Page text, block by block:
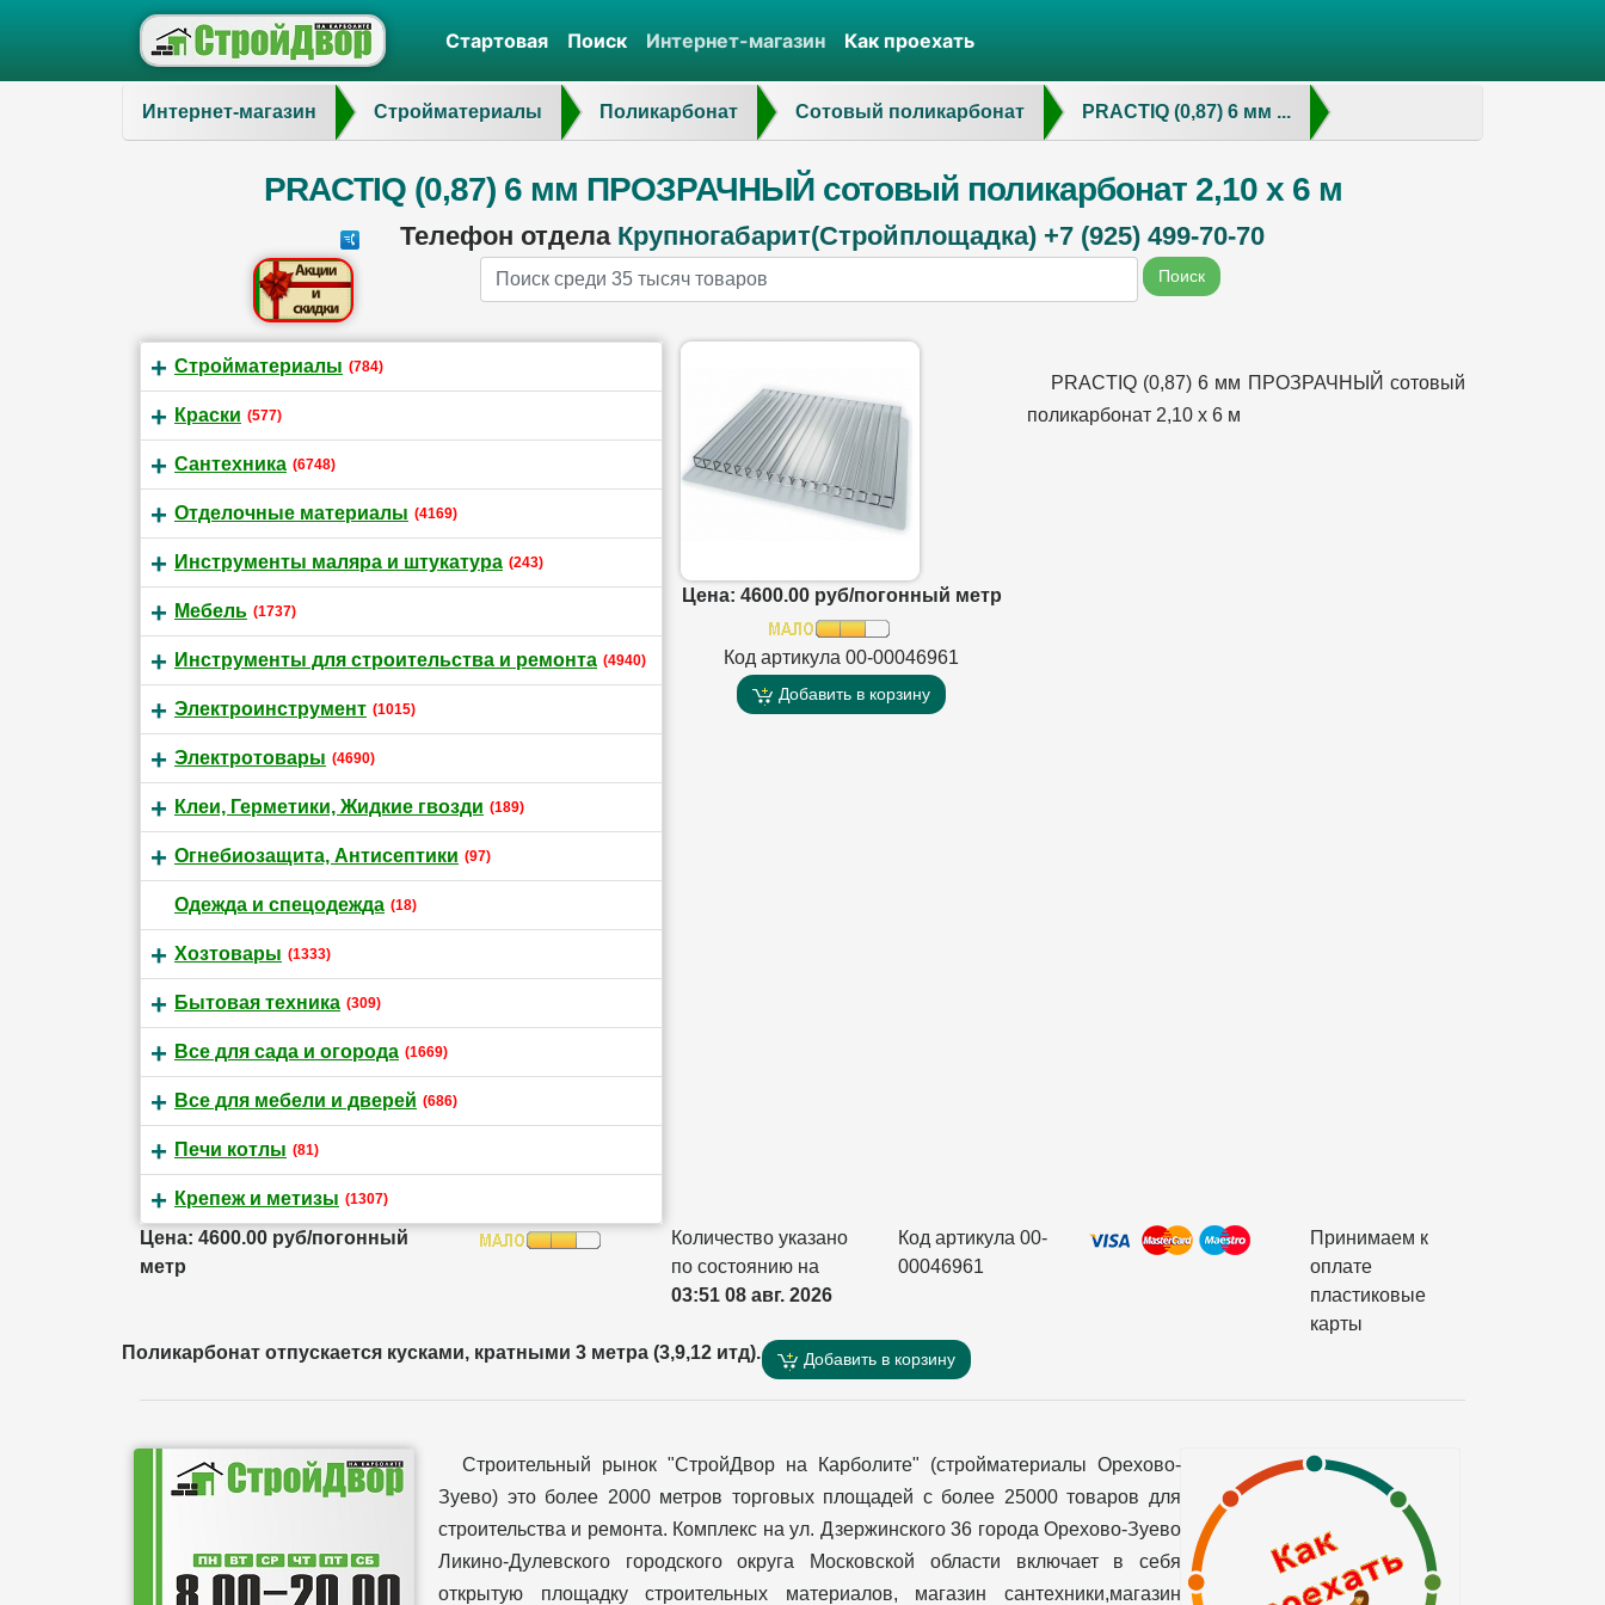
Стартовая Поиск Интернет-магазин Как проехать
Интернет-магазин Стройматериалы Поликарбонат Сотовый поликарбонат PRACTIQ (0,87) 6 мм ...
PRACTIQ (0,87) 6 мм ПРОЗРАЧНЫЙ сотовый поликарбонат 2,10 х 6 м
Телефон отдела Крупногабарит(Стройплощадка) +7 (925) 499-70-70
Name Поиск
Стройматериалы (784)
Краски (577)
Сантехника (6748)
Отделочные материалы (4169)
Инструменты маляра и штукатура (243)
Мебель (1737)
Инструменты для строительства и ремонта (4940)
Электроинструмент (1015)
Электротовары (4690)
Клеи, Герметики, Жидкие гвозди (189)
Огнебиозащита, Антисептики (97)
Одежда и спецодежда (18)
Хозтовары (1333)
Бытовая техника (309)
Все для сада и огорода (1669)
Все для мебели и дверей (686)
Печи котлы (81)
Крепеж и метизы (1307)
Цена: 4600.00 руб/погонный метр
Код артикула 00-00046961
Добавить в корзину
PRACTIQ (0,87) 6 мм ПРОЗРАЧНЫЙ сотовый
поликарбонат 2,10 х 6 м
Цена: 4600.00 руб/погонный
метр
Количество указано
по состоянию на
03:51 08 авг. 2026
Код артикула 00-
00046961
Принимаем к
оплате
пластиковые
карты
Поликарбонат отпускается кусками, кратными 3 метра (3,9,12 итд).
Добавить в корзину
Строительный рынок "СтройДвор на Карболите" (стройматериалы Орехово-
Зуево) это более 2000 метров торговых площадей с более 25000 товаров для
строительства и ремонта. Комплекс на ул. Дзержинского 36 города Орехово-Зуево
Ликино-Дулевского городского округа Московской области включает в себя
открытую площадку строительных материалов, магазин сантехники,магазин